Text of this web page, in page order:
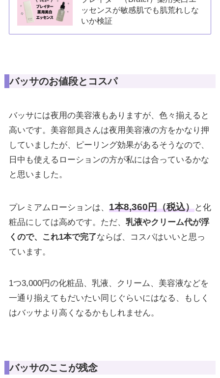
ッセンスが敏感肌でも肌荒れしな
いか検証
バッサのお値段とコスパ
バッサには夜用の美容液もありますが、色々揃えると
高いです。美容部員さんは夜用美容液の方をかなり押
していましたが、ピーリング効果があるそうなので、
日中も使えるローションの方が私には合っているかな
と思いました。
プレミアムローションは、 1本8,360円（税込）と化
粧品にしては高めです。ただ、 乳液やクリーム代が浮
くので、これ1本で完了ならば、コスパはいいと思っ
ています。
1つ3,000円の化粧品、乳液、クリーム、美容液などを
一通り揃えてもだいたい同じぐらいにはなる、もしく
はバッサより高くなるかもしれません。
バッサのここが残念